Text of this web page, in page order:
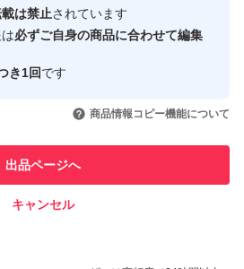
心・安全なユーザーです
引を完了させた実績があります
での取引実績があります
は禁止されています
必ずご自身の商品に合わせて編集
き1回です
商品情報コピー機能について
出品ページへ
キャンセル